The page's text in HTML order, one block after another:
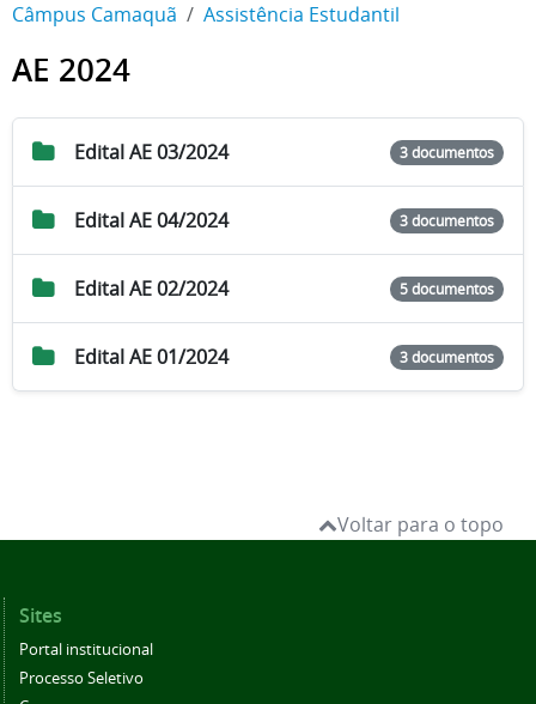
Câmpus Camaquã Assistência Estudantil
AE 2024
Edital AE 03/2024 3 documentos
Edital AE 04/2024 3 documentos
Edital AE 02/2024 5 documentos
Edital AE 01/2024 3 documentos
Voltar para o topo
Sites
Portal institucional
Processo Seletivo